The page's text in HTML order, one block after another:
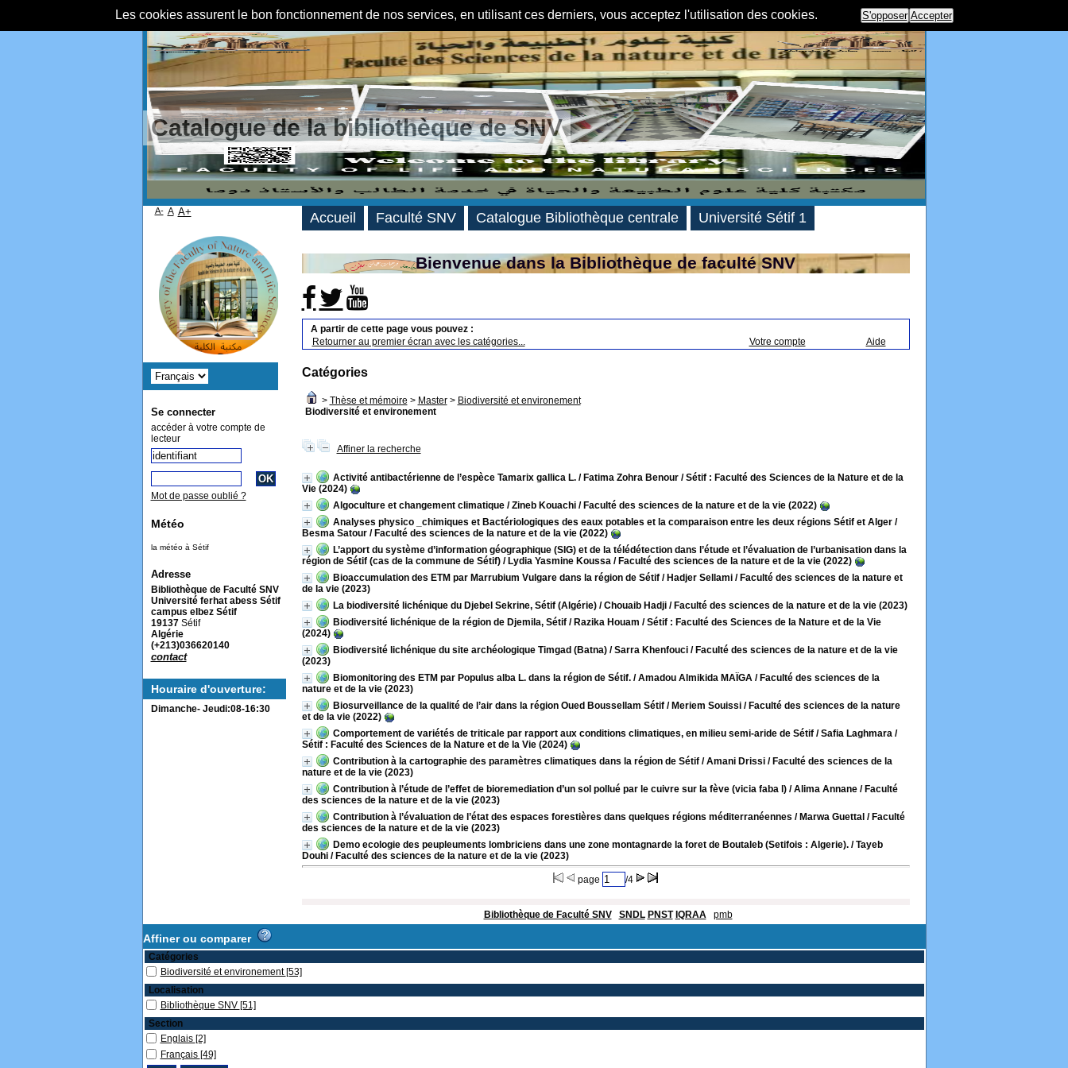
Les cookies assurent le bon fonctionnement de nos services, en utilisant ces derniers, vous acceptez l'utilisation des cookies. S'opposer Accepter
Catalogue de la bibliothèque de SNV
Bienvenue dans la Bibliothèque de faculté SNV
A partir de cette page vous pouvez :
Retourner au premier écran avec les catégories...
Votre compte Aide
Catégories
> Thèse et mémoire > Master> Biodiversité et environement
Biodiversité et environement
Affiner la recherche
Activité antibactérienne de l’espèce Tamarix gallica L./ Fatima Zohra Benour/ Sétif : Faculté des Sciences de la Nature et de la
Vie (2024)
Algoculture et changement climatique/ Zineb Kouachi/ Faculté des sciences de la nature et de la vie (2022)
Analyses physico _chimiques et Bactériologiques des eaux potables et la comparaison entre les deux régions Sétif et Alger/
Besma Satour/ Faculté des sciences de la nature et de la vie (2022)
L’apport du système d’information géographique (SIG) et de la télédétection dans l’étude et l’évaluation de l’urbanisation dans la
région de Sétif (cas de la commune de Sétif)/ Lydia Yasmine Koussa/ Faculté des sciences de la nature et de la vie (2022)
Bioaccumulation des ETM par Marrubium Vulgare dans la région de Sétif/ Hadjer Sellami/ Faculté des sciences de la nature et
de la vie (2023)
La biodiversité lichénique du Djebel Sekrine, Sétif (Algérie)/ Chouaib Hadji/ Faculté des sciences de la nature et de la vie (2023)
Biodiversité lichénique de la région de Djemila, Sétif/ Razika Houam / Sétif : Faculté des Sciences de la Nature et de la Vie
(2024)
Biodiversité lichénique du site archéologique Timgad (Batna)/ Sarra Khenfouci/ Faculté des sciences de la nature et de la vie
(2023)
Biomonitoring des ETM par Populus alba L. dans la région de Sétif./ Amadou Almikida MAÏGA/ Faculté des sciences de la
nature et de la vie (2023)
Biosurveillance de la qualité de l’air dans la région Oued Boussellam Sétif/ Meriem Souissi/ Faculté des sciences de la nature
et de la vie (2022)
Comportement de variétés de triticale par rapport aux conditions climatiques, en milieu semi-aride de Sétif/ Safia Laghmara/
Sétif : Faculté des Sciences de la Nature et de la Vie (2024)
Contribution à la cartographie des paramètres climatiques dans la région de Sétif/ Amani Drissi/ Faculté des sciences de la
nature et de la vie (2023)
Contribution à l’étude de l’effet de bioremediation d’un sol pollué par le cuivre sur la fève (vicia faba l)/ Alima Annane/ Faculté
des sciences de la nature et de la vie (2023)
Contribution à l’évaluation de l’état des espaces forestières dans quelques régions méditerranéennes / Marwa Guettal / Faculté
des sciences de la nature et de la vie (2023)
Demo ecologie des peupleuments lombriciens dans une zone montagnarde la foret de Boutaleb (Setifois : Algerie)./ Tayeb
Douhi/ Faculté des sciences de la nature et de la vie (2023)
page /4
Bibliothèque de Faculté SNV SNDL PNST IQRAA pmb
Accueil Faculté SNV Catalogue Bibliothèque centrale Université Sétif 1
A- A A+
Se connecter
accéder à votre compte de
lecteur
Mot de passe oublié ?
Météo
la météo à Sétif
Adresse
Bibliothèque de Faculté SNV
Université ferhat abess Sétif
campus elbez Sétif
19137Sétif
Algérie
(+213)036620140
contact
Houraire d'ouverture:
Dimanche- Jeudi:08-16:30
Affiner ou comparer
Catégories
Biodiversité et environement [53]
Localisation
Bibliothèque SNV [51]
Section
Englais [2]
Français [49]